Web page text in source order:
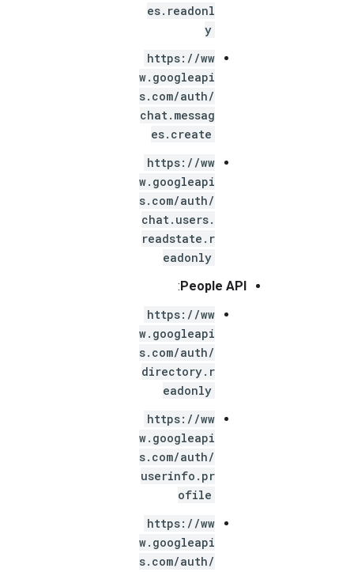
es.readonl
y
https://ww
w.googleapi
s.com/auth/
chat.messag
es.create
https://ww
w.googleapi
s.com/auth/
chat.users.
readstate.r
eadonly
People API
:
https://ww
w.googleapi
s.com/auth/
directory.r
eadonly
https://ww
w.googleapi
s.com/auth/
userinfo.pr
ofile
https://ww
w.googleapi
s.com/auth/